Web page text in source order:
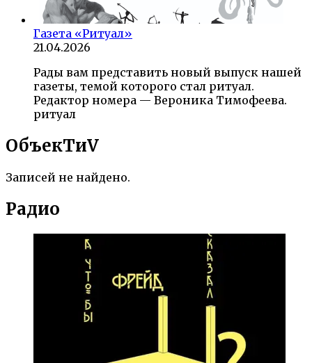
Газета «Ритуал»
21.04.2026
Рады вам представить новый выпуск нашей
газеты, темой которого стал ритуал.
Редактор номера — Вероника Тимофеева.
ритуал
ОбъекTиV
Записей не найдено.
Радио